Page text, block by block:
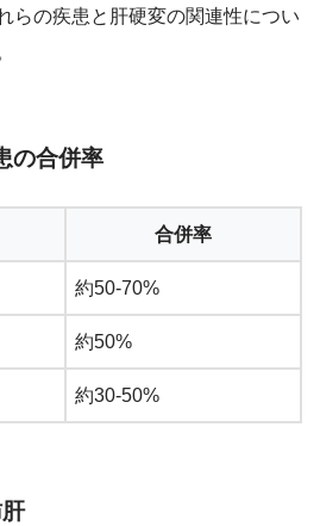
らの疾患と肝硬変の関連性につい
の合併率
合併率
約50-70%
約50%
約30-50%